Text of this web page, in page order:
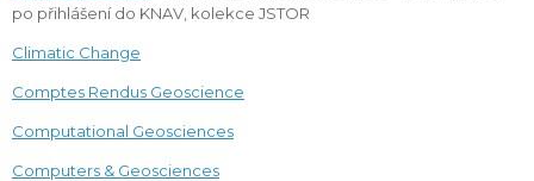
po přihlášení do KNAV, kolekce JSTOR
Climatic Change
Comptes Rendus Geoscience
Computational Geosciences
Computers & Geosciences